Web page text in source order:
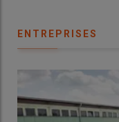
ENTREPRISES